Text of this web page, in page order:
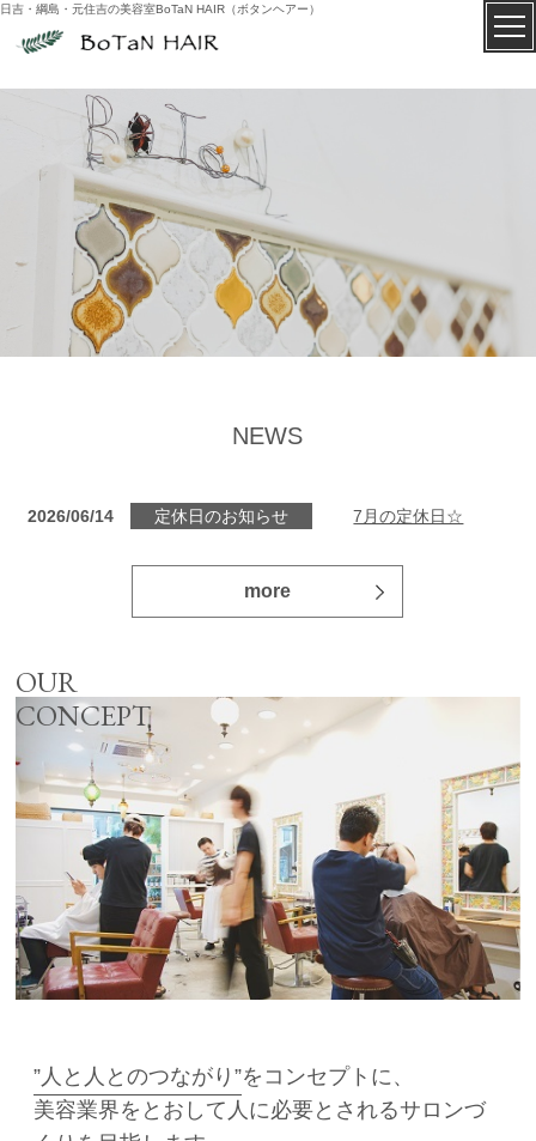
日吉・綱島・元住吉の美容室BoTaN HAIR（ボタンヘアー）
NEWS
2026/06/14 定休日のお知らせ 7月の定休日☆
more
OUR
CONCEPT
”人と人とのつながり”をコンセプトに、
美容業界をとおして人に必要とされるサロンづ